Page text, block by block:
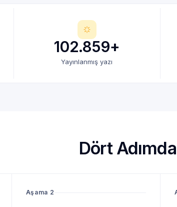
102.859+
Yayınlanmış yazı
Dört
Aşama 2